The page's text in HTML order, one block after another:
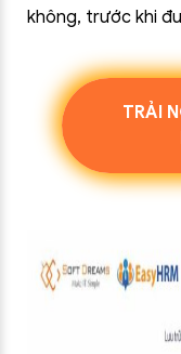
không, trước khi
TRẢI